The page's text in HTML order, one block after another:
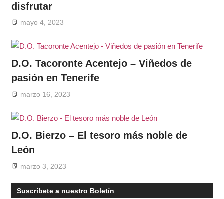
disfrutar
mayo 4, 2023
D.O. Tacoronte Acentejo – Viñedos de
pasión en Tenerife
marzo 16, 2023
D.O. Bierzo – El tesoro más noble de
León
marzo 3, 2023
Suscríbete a nuestro Boletín